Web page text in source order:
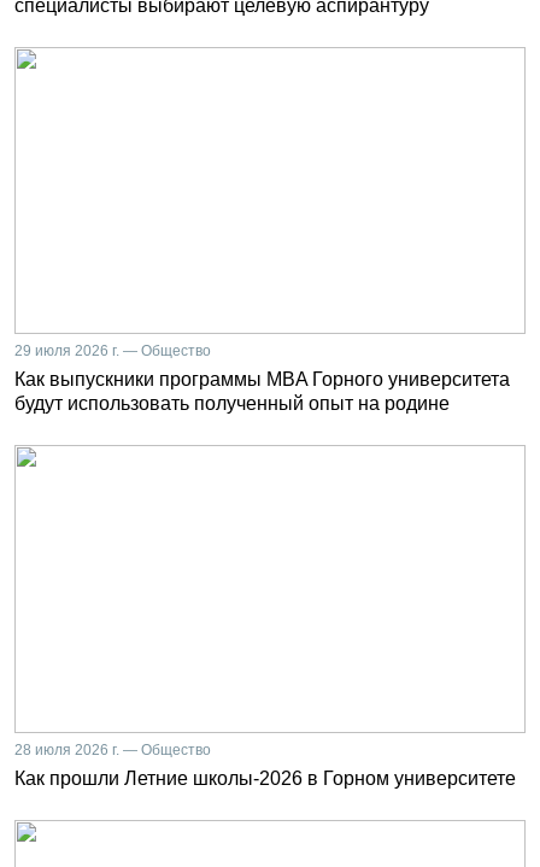
специалисты выбирают целевую аспирантуру
29 июля 2026 г. — Общество
Как выпускники программы MBA Горного университета
будут использовать полученный опыт на родине
28 июля 2026 г. — Общество
Как прошли Летние школы-2026 в Горном университете